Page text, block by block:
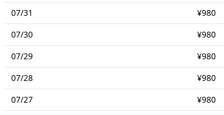
07/31
¥980
07/30
¥980
07/29
¥980
07/28
¥980
07/27
¥980